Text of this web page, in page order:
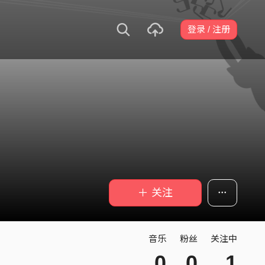
登录 / 注册
＋ 关注
音乐 粉丝 关注中